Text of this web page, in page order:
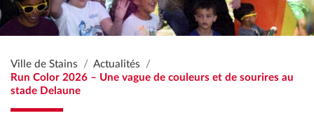
Ville de Stains
Actualités
Run Color 2026 – Une vague de couleurs et de sourires au
stade Delaune